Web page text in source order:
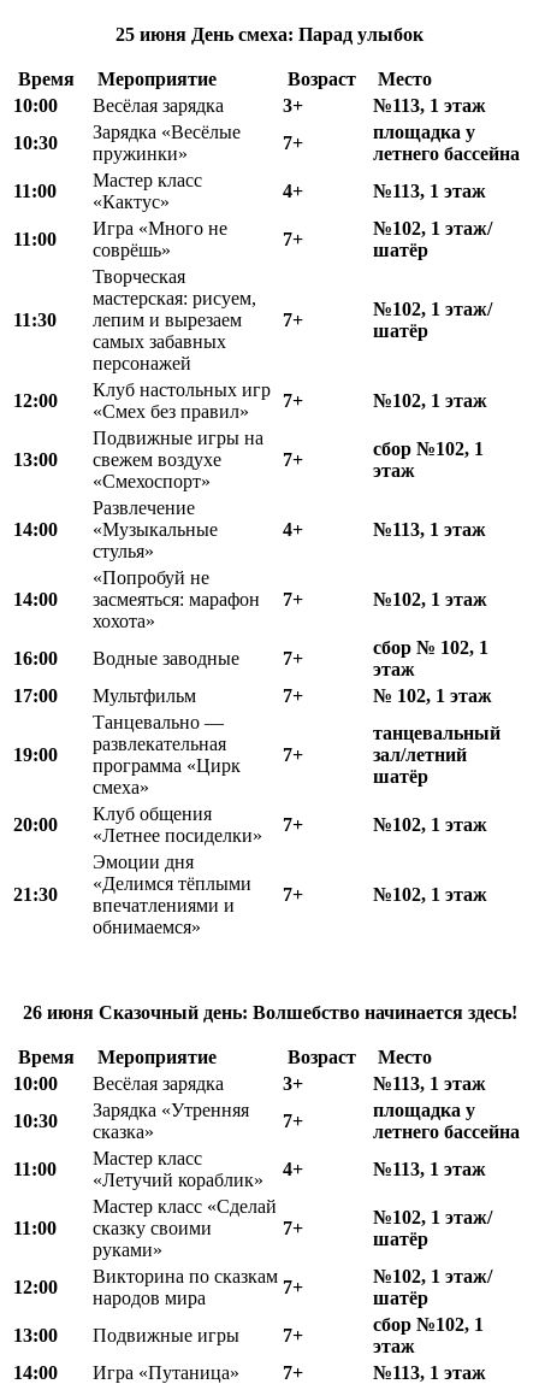
25 июня День смеха: Парад улыбок
Время Мероприятие Возраст
Место
10:00
Весёлая зарядка 3+
№113, 1 этаж
10:30
Зарядка «Весёлые
пружинки»
7+
площадка у
летнего бассейна
11:00
Мастер класс
«Кактус»
4+ №113, 1 этаж
11:00
Игра «Много не
соврёшь»
7+
№102, 1 этаж/
шатёр
11:30
Творческая
мастерская: рисуем,
лепим и вырезаем
самых забавных
персонажей
7+
№102, 1 этаж/
шатёр
12:00
Клуб настольных игр
«Смех без правил»
7+ №102, 1 этаж
13:00
Подвижные игры на
свежем воздухе
«Смехоспорт»
7+
сбор №102, 1
этаж
14:00
Развлечение
«Музыкальные
стулья»
4+ №113, 1 этаж
14:00
«Попробуй не
засмеяться: марафон
хохота»
7+ №102, 1 этаж
16:00 Водные заводные 7+
сбор № 102, 1
этаж
17:00
Мультфильм 7+ № 102, 1 этаж
19:00
Танцевально —
развлекательная
программа «Цирк
смеха»
7+
танцевальный
зал/летний
шатёр
20:00
Клуб общения
«Летнее посиделки»
7+ №102, 1 этаж
21:30
Эмоции дня
«Делимся тёплыми
впечатлениями и
обнимаемся»
7+ №102, 1 этаж
26 июня Сказочный день: Волшебство начинается здесь!
Время Мероприятие Возраст
Место
10:00
Весёлая зарядка 3+
№113, 1 этаж
10:30
Зарядка «Утренняя
сказка»
7+
площадка у
летнего бассейна
11:00
Мастер класс
«Летучий кораблик»
4+ №113, 1 этаж
11:00
Мастер класс «Сделай
сказку своими
руками»
7+
№102, 1 этаж/
шатёр
12:00
Викторина по сказкам
народов мира
7+
№102, 1 этаж/
шатёр
13:00
Подвижные игры 7+
сбор №102, 1
этаж
14:00
Игра «Путаница» 7+
№113, 1 этаж